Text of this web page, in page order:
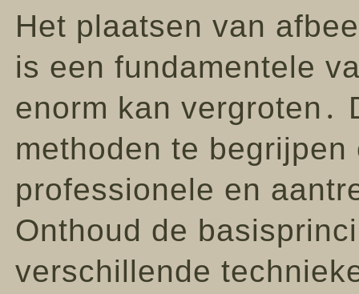
Het plaatsen van
is een fundamentele
enorm kan vergroten․
methoden te begrijpen
professionele en
Onthoud de
verschillende